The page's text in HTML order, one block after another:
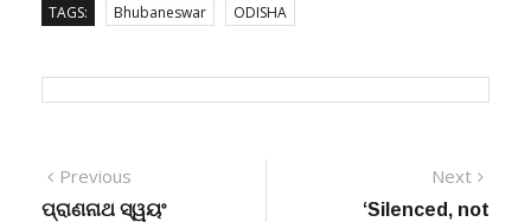
TAGS: Bhubaneswar ODISHA
Post
Previous
post:
ପ୍ରାଣନାଥ ସ୍ୱୟଂ
Next
‘Silenced, not